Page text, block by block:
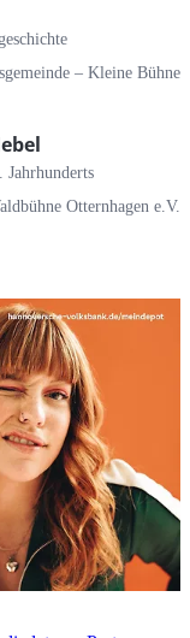
– Kleine Bühne
Otternhagen e.V.